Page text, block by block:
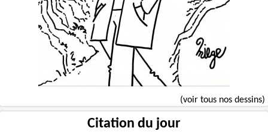
(voir tous nos dessins)
Citation du jour